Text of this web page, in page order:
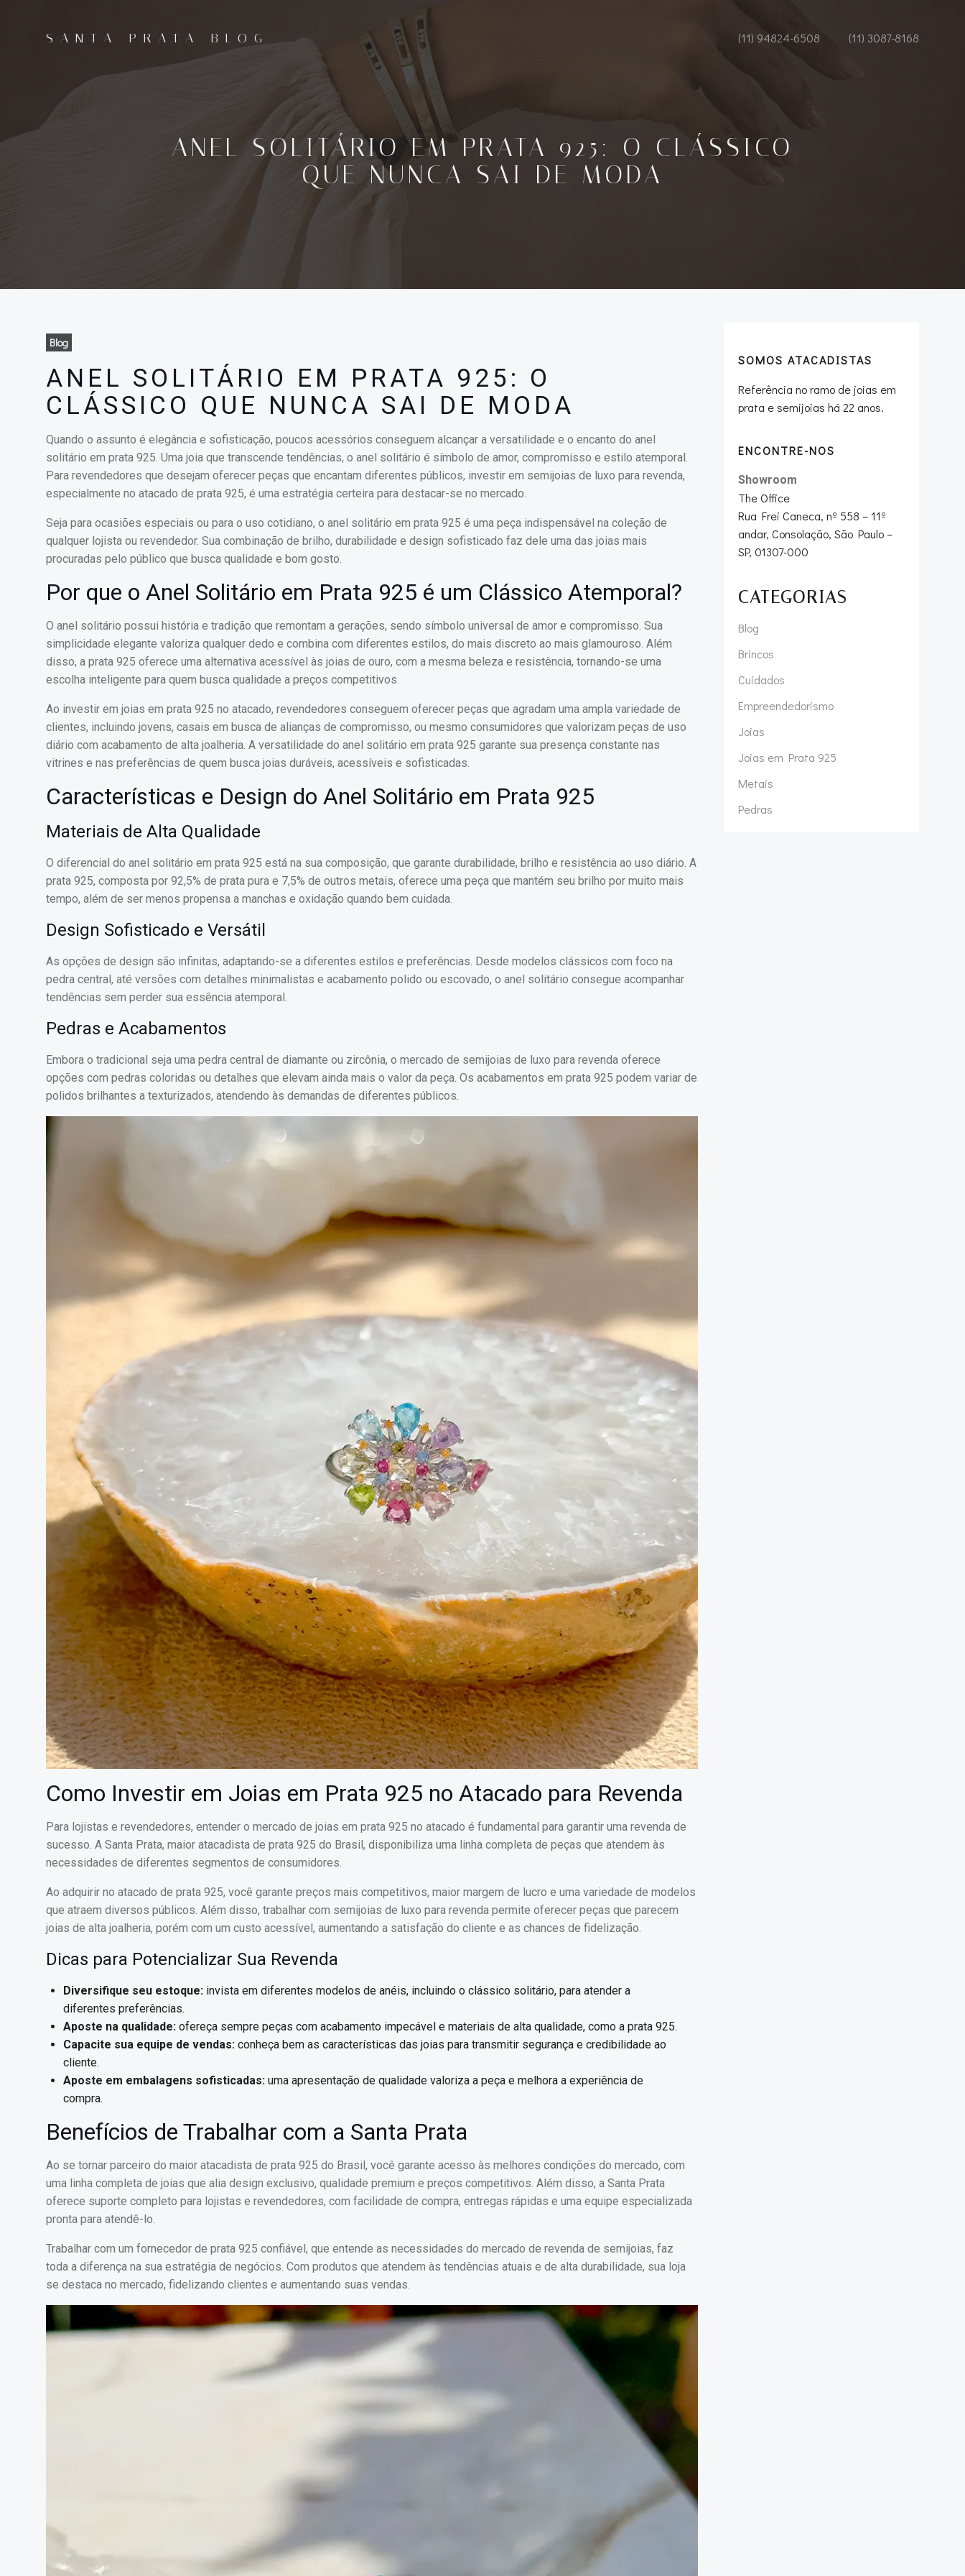
SANTA PRATA BLOG (11) 94824-6508 (11) 3087-8168
ANEL SOLITÁRIO EM PRATA 925: O CLÁSSICO
QUE NUNCA SAI DE MODA
Blog
ANEL SOLITÁRIO EM PRATA 925: O
CLÁSSICO QUE NUNCA SAI DE MODA
Quando o assunto é elegância e sofisticação, poucos acessórios conseguem alcançar a versatilidade e o encanto do anel
solitário em prata 925. Uma joia que transcende tendências, o anel solitário é símbolo de amor, compromisso e estilo atemporal.
Para revendedores que desejam oferecer peças que encantam diferentes públicos, investir em semijoias de luxo para revenda,
especialmente no atacado de prata 925, é uma estratégia certeira para destacar-se no mercado.
Seja para ocasiões especiais ou para o uso cotidiano, o anel solitário em prata 925 é uma peça indispensável na coleção de
qualquer lojista ou revendedor. Sua combinação de brilho, durabilidade e design sofisticado faz dele uma das joias mais
procuradas pelo público que busca qualidade e bom gosto.
Por que o Anel Solitário em Prata 925 é um Clássico Atemporal?
O anel solitário possui história e tradição que remontam a gerações, sendo símbolo universal de amor e compromisso. Sua
simplicidade elegante valoriza qualquer dedo e combina com diferentes estilos, do mais discreto ao mais glamouroso. Além
disso, a prata 925 oferece uma alternativa acessível às joias de ouro, com a mesma beleza e resistência, tornando-se uma
escolha inteligente para quem busca qualidade a preços competitivos.
Ao investir em joias em prata 925 no atacado, revendedores conseguem oferecer peças que agradam uma ampla variedade de
clientes, incluindo jovens, casais em busca de alianças de compromisso, ou mesmo consumidores que valorizam peças de uso
diário com acabamento de alta joalheria. A versatilidade do anel solitário em prata 925 garante sua presença constante nas
vitrines e nas preferências de quem busca joias duráveis, acessíveis e sofisticadas.
Características e Design do Anel Solitário em Prata 925
Materiais de Alta Qualidade
O diferencial do anel solitário em prata 925 está na sua composição, que garante durabilidade, brilho e resistência ao uso diário. A
prata 925, composta por 92,5% de prata pura e 7,5% de outros metais, oferece uma peça que mantém seu brilho por muito mais
tempo, além de ser menos propensa a manchas e oxidação quando bem cuidada.
Design Sofisticado e Versátil
As opções de design são infinitas, adaptando-se a diferentes estilos e preferências. Desde modelos clássicos com foco na
pedra central, até versões com detalhes minimalistas e acabamento polido ou escovado, o anel solitário consegue acompanhar
tendências sem perder sua essência atemporal.
Pedras e Acabamentos
Embora o tradicional seja uma pedra central de diamante ou zircônia, o mercado de semijoias de luxo para revenda oferece
opções com pedras coloridas ou detalhes que elevam ainda mais o valor da peça. Os acabamentos em prata 925 podem variar de
polidos brilhantes a texturizados, atendendo às demandas de diferentes públicos.
Como Investir em Joias em Prata 925 no Atacado para Revenda
Para lojistas e revendedores, entender o mercado de joias em prata 925 no atacado é fundamental para garantir uma revenda de
sucesso. A Santa Prata, maior atacadista de prata 925 do Brasil, disponibiliza uma linha completa de peças que atendem às
necessidades de diferentes segmentos de consumidores.
Ao adquirir no atacado de prata 925, você garante preços mais competitivos, maior margem de lucro e uma variedade de modelos
que atraem diversos públicos. Além disso, trabalhar com semijoias de luxo para revenda permite oferecer peças que parecem
joias de alta joalheria, porém com um custo acessível, aumentando a satisfação do cliente e as chances de fidelização.
Dicas para Potencializar Sua Revenda
Diversifique seu estoque: invista em diferentes modelos de anéis, incluindo o clássico solitário, para atender a
diferentes preferências.
Aposte na qualidade: ofereça sempre peças com acabamento impecável e materiais de alta qualidade, como a prata 925.
Capacite sua equipe de vendas: conheça bem as características das joias para transmitir segurança e credibilidade ao
cliente.
Aposte em embalagens sofisticadas: uma apresentação de qualidade valoriza a peça e melhora a experiência de
compra.
Benefícios de Trabalhar com a Santa Prata
Ao se tornar parceiro do maior atacadista de prata 925 do Brasil, você garante acesso às melhores condições do mercado, com
uma linha completa de joias que alia design exclusivo, qualidade premium e preços competitivos. Além disso, a Santa Prata
oferece suporte completo para lojistas e revendedores, com facilidade de compra, entregas rápidas e uma equipe especializada
pronta para atendê-lo.
Trabalhar com um fornecedor de prata 925 confiável, que entende as necessidades do mercado de revenda de semijoias, faz
toda a diferença na sua estratégia de negócios. Com produtos que atendem às tendências atuais e de alta durabilidade, sua loja
se destaca no mercado, fidelizando clientes e aumentando suas vendas.
SOMOS ATACADISTAS
Referência no ramo de joias em
prata e semijoias há 22 anos.
ENCONTRE-NOS
Showroom
The Office
Rua Frei Caneca, nº 558 – 11º
andar, Consolação, São Paulo –
SP, 01307-000
CATEGORIAS
Blog
Brincos
Cuidados
Empreendedorismo
Joias
Joias em Prata 925
Metais
Pedras